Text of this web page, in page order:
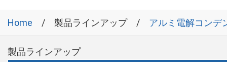
Home 製品ラインアップ アルミ電解コンデ
製品ラインアップ